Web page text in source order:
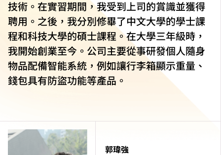
郭瑋強
技術。在實習期間，我受到上司的賞識並獲得
聘用。之後，我分別修畢了中文大學的學士課
程和科技大學的碩士課程。在大學三年級時，
我開始創業至今。公司主要從事研發個人隨身
物品配備智能系統，例如讓行李箱顯示重量、
錢包具有防盜功能等產品。